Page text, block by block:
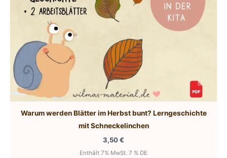
Warum werden Blätter im Herbst bunt? Lerngeschichte
mit Schneckelinchen
3,50€
Enthält 7% MwSt. 7 % DE